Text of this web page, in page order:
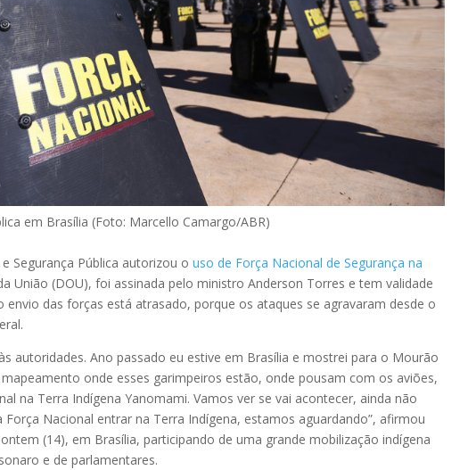
em Brasília (Foto: Marcello Camargo/ABR)
Segurança Pública autorizou ouso de Força Nacional de Segurança na
União (DOU), foi assinada pelo ministro Anderson Torres e tem validade
envio das forças está atrasado, porque os ataques se agravaram desde o
autoridades. Ano passado eu estive em Brasília e mostrei para o Mourão
onde esses garimpeiros estão, onde pousam com os aviões,
na Terra Indígena Yanomami. Vamos ver se vai acontecer, ainda não
Nacional entrar na Terra Indígena, estamos aguardando”, afirmou
(14), em Brasília, participando de uma grande mobilização indígena
e de parlamentares.